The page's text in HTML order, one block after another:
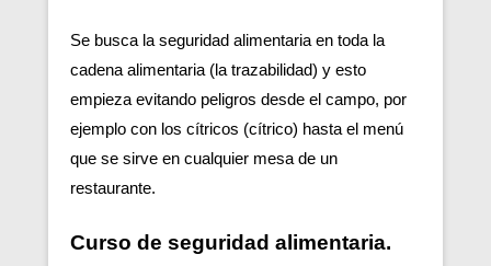
Se busca la seguridad alimentaria en toda la
cadena alimentaria (la trazabilidad) y esto
empieza evitando peligros desde el campo, por
ejemplo con los cítricos (cítrico) hasta el menú
que se sirve en cualquier mesa de un
restaurante.
Curso de seguridad alimentaria.